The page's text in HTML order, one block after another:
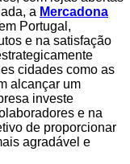
a Mercadona
Portugal,
e na satisfação
cidades como as
alcançar um
investe
e na
de proporcionar
agradável e